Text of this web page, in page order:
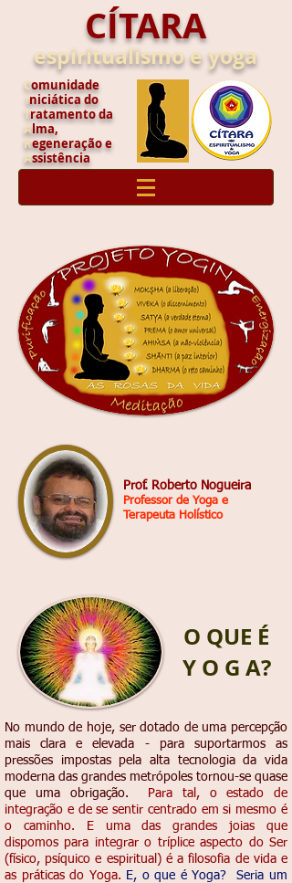
CÍTARA
espiritualismo e yoga
Comunidade
Iniciática do
Tratamento da
Alma,
Regeneração e
Assistência
Prof. Roberto Nogueira
Professor de Yoga e
Terapeuta Holístico
O QUE É
Y O G A?
No mundo de hoje, ser dotado de uma percepção
mais clara e elevada - para suportarmos as
pressões impostas pela alta tecnologia da vida
moderna das grandes metrópoles tornou-se quase
que uma obrigação. Para tal, o estado de
integração e de se sentir centrado em si mesmo é
o caminho. E uma das grandes joias que
dispomos para integrar o tríplice aspecto do Ser
(físico, psíquico e espiritual) é a filosofia de vida e
as práticas do Yoga. E, o que é Yoga? Seria um